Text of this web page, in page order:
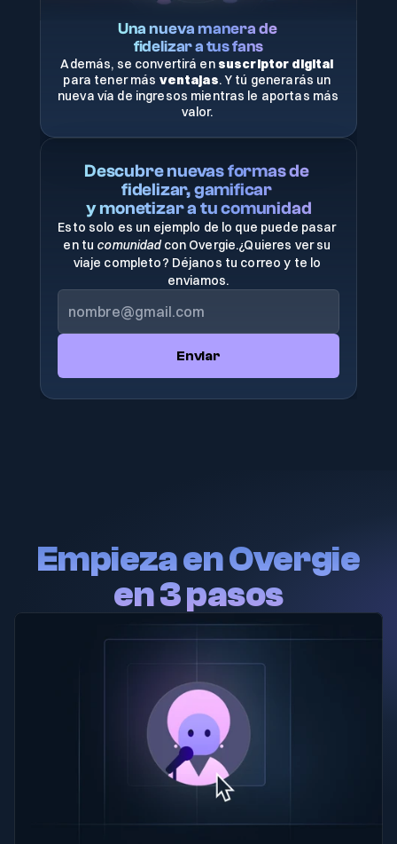
Una nueva manera de
fidelizar a tus fans
Además, se convertirá en suscriptor digital
para tener más ventajas. Y tú generarás un
nueva vía de ingresos mientras le aportas más
valor.
Descubre nuevas formas de
fidelizar, gamificar
y monetizar a tu comunidad
Esto solo es un ejemplo de lo que puede pasar
en tu comunidad con Overgie.¿Quieres ver su
viaje completo? Déjanos tu correo y te lo
enviamos.
Enviar
Empieza en Overgie
en 3 pasos